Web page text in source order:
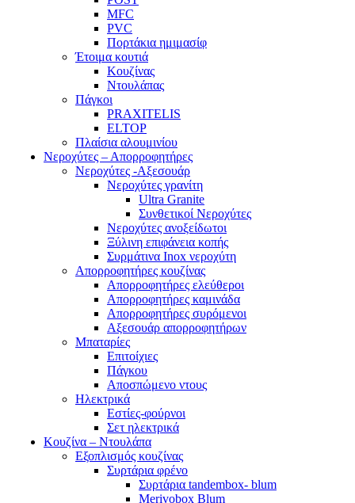
MFC
PVC
Πορτάκια ημιμασίφ
Έτοιμα κουτιά
Κουζίνας
Ντουλάπας
Πάγκοι
PRAXITELIS
ELTOP
Πλαίσια αλουμινίου
Νεροχύτες – Απορροφητήρες
Νεροχύτες -Αξεσουάρ
Νεροχύτες γρανίτη
Ultra Granite
Συνθετικοί Νεροχύτες
Νεροχύτες ανοξείδωτοι
Ξύλινη επιφάνεια κοπής
Συρμάτινα Inox νεροχύτη
Απορροφητήρες κουζίνας
Απορροφητήρες ελεύθεροι
Απορροφητήρες καμινάδα
Απορροφητήρες συρόμενοι
Αξεσουάρ απορροφητήρων
Μπαταρίες
Επιτοίχιες
Πάγκου
Αποσπώμενο ντους
Ηλεκτρικά
Εστίες-φούρνοι
Σετ ηλεκτρικά
Κουζίνα – Ντουλάπα
Εξοπλισμός κουζίνας
Συρτάρια φρένο
Συρτάρια tandembox- blum
Merivobox Blum